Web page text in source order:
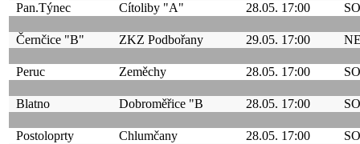
Pan.Týnec Cítoliby "A" 28.05. 17:00 SO
Černčice "B" ZKZ Podbořany 29.05. 17:00
Peruc Zeměchy 28.05. 17:00 SO
Blatno Dobroměřice "B 28.05. 17:00 SO
Postoloprty Chlumčany 28.05. 17:00 SO